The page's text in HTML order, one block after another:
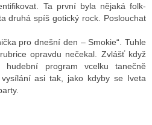
Ta první byla nějaká folk-
druhá spíš gotický rock. Poslouchat
pro dnešní den – Smokie“. Tuhle
opravdu nečekal. Zvlášť když
program vcelku tanečně
asi tak, jako kdyby se Iveta